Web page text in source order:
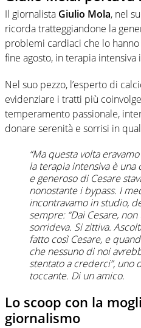
Il giornalista Giulio Mola, nel
ricorda tratteggiandone la
problemi cardiaci che lo
fine agosto, in terapia
Nel suo pezzo, l’esperto di
evidenziare i tratti più
temperamento passionale,
donare serenità e sorrisi in
“Ma questa volta
la terapia intensiva è
e generoso di Cesare
nonostante i bypass. I
incontravamo in studio,
sempre: “Dai Cesare,
sorrideva. Si zittiva.
fatto così Cesare, e
che nessuno di noi
stentato a crederci”, uno
toccante. Di un amico.
Lo scoop con la
giornalismo